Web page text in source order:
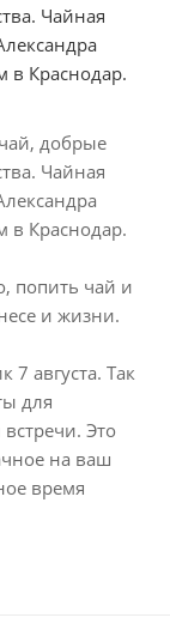
Чайная
в Краснодар.
добрые
Чайная
в Краснодар.
попить чай и
и жизни.
августа. Так
для
Это
на ваш
время